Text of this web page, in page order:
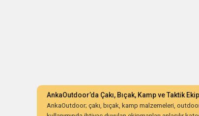
AnkaOutdoor’da Çakı, Bıçak, Kamp ve Taktik
AnkaOutdoor; çakı, bıçak, kamp malzemeleri,